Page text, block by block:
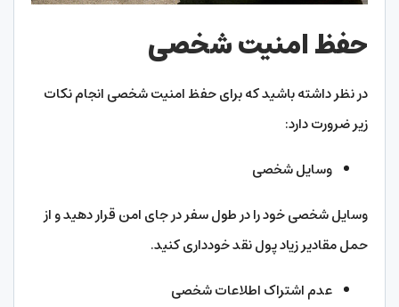
حفظ امنیت شخصی
در نظر داشته باشید که برای حفظ امنیت شخصی انجام نکات
زیر ضرورت دارد:
وسایل شخصی
وسایل شخصی خود را در طول سفر در جای امن قرار دهید و از
حمل مقادیر زیاد پول نقد خودداری کنید.
عدم اشتراک اطلاعات شخصی